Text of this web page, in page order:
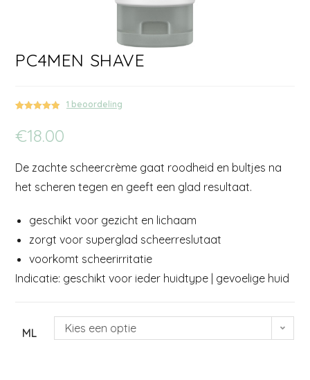
PC4MEN SHAVE
5.00op 5
gebaseerd
waardering
1 beoordeling
€18.00
De zachte scheercrème gaat roodheid en bultjes na
het scheren tegen en geeft een glad resultaat.
geschikt voor gezicht en lichaam
zorgt voor superglad scheerreslutaat
voorkomt scheerirritatie
Indicatie: geschikt voor ieder huidtype | gevoelige huid
ML Kies een optie